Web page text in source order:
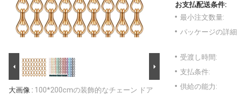
大画像 : 100*200cmの装飾的なチェーン ドア
お支払配送条件:
最小注文数量:
パッケージの詳
受渡し時間:
支払条件:
供給の能力: